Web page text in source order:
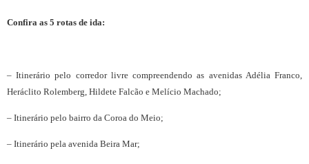
Confira as 5 rotas de ida:
– Itinerário pelo corredor livre compreendendo as avenidas Adélia Franco,
Heráclito Rolemberg, Hildete Falcão e Melício Machado;
– Itinerário pelo bairro da Coroa do Meio;
– Itinerário pela avenida Beira Mar;